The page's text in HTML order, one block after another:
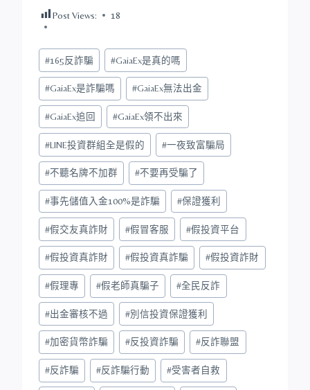
Post Views: 18
Post
Tags:
#165反詐騙 #GaiaEx是真的嗎
#GaiaEx是詐騙嗎 #GaiaEx無法出金
#GaiaEx追回 #GaiaEx領不出來
#LINE投資群組全是假的 #一夜致富騙局
#不聽名牌不加群 #不要再受騙了
#事先儲值入金100%是詐騙 #保證獲利
#假交友真詐財 #假冒客服 #假投資平台
#假投資真詐財 #假投資真詐騙 #假投資詐財
#假理專 #假老師真騙子 #全民反詐
#出金審核不過 #別信投資保證獲利
#加密貨幣詐騙 #反投資詐騙 #反詐聯盟
#反詐騙 #反詐騙行動 #受害者自救